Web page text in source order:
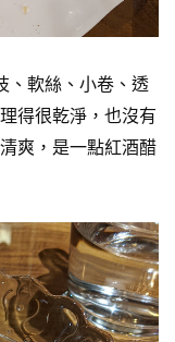
、軟絲、小卷、透
得很乾淨，也沒有
爽，是一點紅酒醋